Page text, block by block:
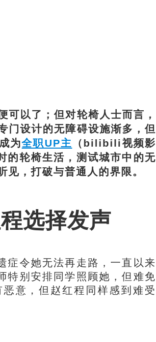
以了；但对轮椅人士而言，
门设计的无障碍设施渐多，但
为全职UP主
（bilibili视频影
的轮椅生活，测试城市中的无
，打破与普通人的界限。
选择发声
令她无法再走路，一直以来
特别安排同学照顾她，但难免
意，但赵红程同样感到难受